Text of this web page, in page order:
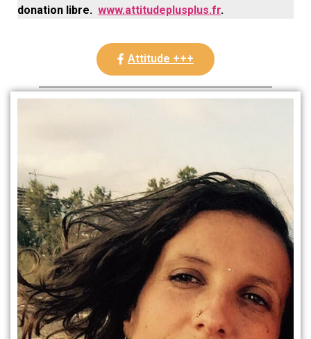
donation libre. www.attitudeplusplus.fr.
Attitude +++